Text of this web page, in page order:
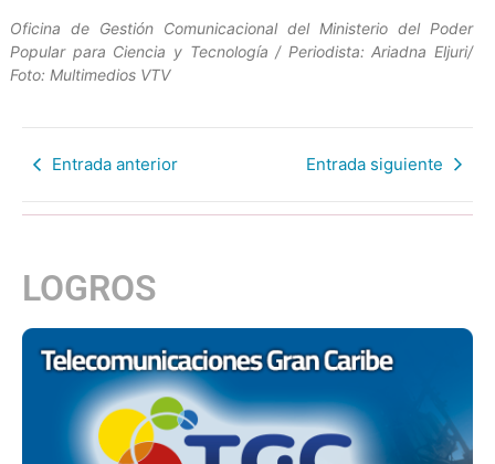
Oficina de Gestión Comunicacional del Ministerio del Poder
Popular para Ciencia y Tecnología / Periodista: Ariadna Eljuri/
Foto: Multimedios VTV
Entrada anterior Entrada siguiente
LOGROS